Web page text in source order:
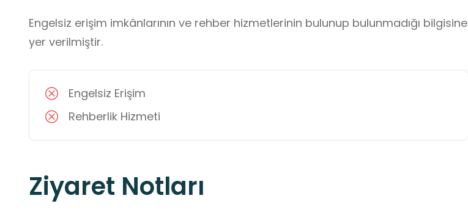
Engelsiz erişim imkânlarının ve rehber hizmetlerinin bulunup bulunmadığı bilgisine
yer verilmiştir.
Engelsiz Erişim
Rehberlik Hizmeti
Ziyaret Notları